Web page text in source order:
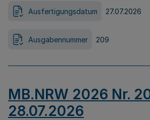
Ausfertigungsdatum 27.07.2026
Ausgabennummer 209
MB.NRW 2026 Nr.
28.07.2026